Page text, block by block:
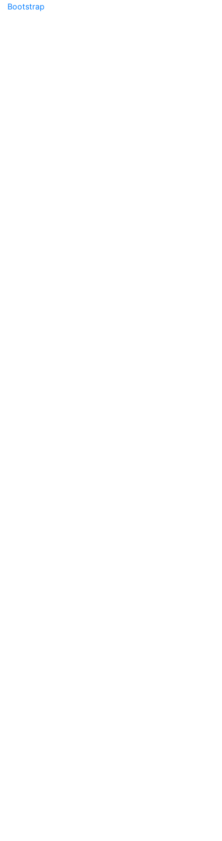
Bootstrap